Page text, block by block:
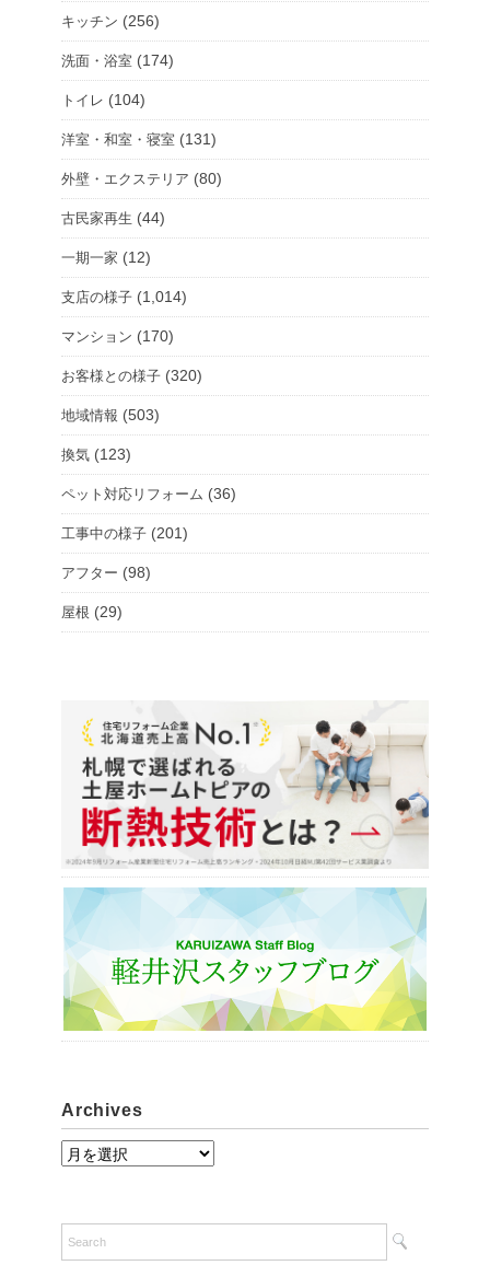
キッチン (256)
洗面・浴室 (174)
トイレ (104)
洋室・和室・寝室 (131)
外壁・エクステリア (80)
古民家再生 (44)
一期一家 (12)
支店の様子 (1,014)
マンション (170)
お客様との様子 (320)
地域情報 (503)
換気 (123)
ペット対応リフォーム (36)
工事中の様子 (201)
アフター (98)
屋根 (29)
Archives
i